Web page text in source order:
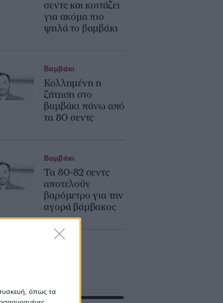
όπως τα
σεντς και κοιτάζει
για ακόμα πιο
ψηλά το βαμβάκι
Κολλημένη η
ζήτηση στο
βαμβάκι πάνω από
τα 80 σεντς
Βαμβάκι
Τα 80-82 σεντς
αποτελούν
βαρόμετρο για την
αγορά βάμβακος
Βαμβάκι